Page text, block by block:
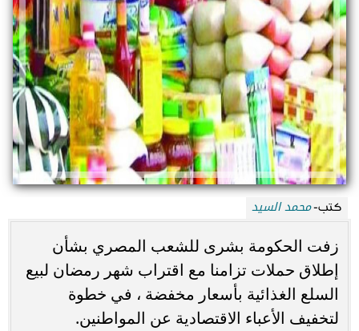
كتب-محمد السيد
زفت الحكومة بشرى للشعب المصري بشأن
إطلاق حملات تزامنا مع اقتراب شهر رمضان لبيع
السلع الغذائية بأسعار مخفضة ، في خطوة
لتخفيف الأعباء الاقتصادية عن المواطنين.